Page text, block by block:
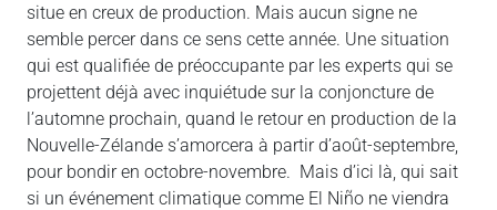
situe en creux de production. Mais aucun signe ne
semble percer dans ce sens cette année. Une situation
qui est qualifiée de préoccupante par les experts qui se
projettent déjà avec inquiétude sur la conjoncture de
l’automne prochain, quand le retour en production de la
Nouvelle-Zélande s’amorcera à partir d’août-septembre,
pour bondir en octobre-novembre. Mais d’ici là, qui sait
si un événement climatique comme El Niño ne viendra